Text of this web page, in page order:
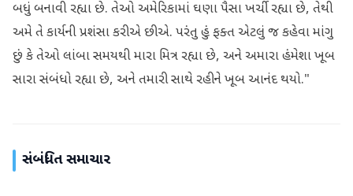
બધું બનાવી રહ્યા છે. તેઓ અમેરિકામાં ઘણા પૈસા ખર્ચી રહ્યા છે, તેથી
અમે તે કાર્યની પ્રશંસા કરીએ છીએ. પરંતુ હું ફક્ત એટલું જ કહેવા માંગુ
છું કે તેઓ લાંબા સમયથી મારા મિત્ર રહ્યા છે, અને અમારા હંમેશા ખૂબ
સારા સંબંધો રહ્યા છે, અને તમારી સાથે રહીને ખૂબ આનંદ થયો."
સંબંધિત સમાચાર